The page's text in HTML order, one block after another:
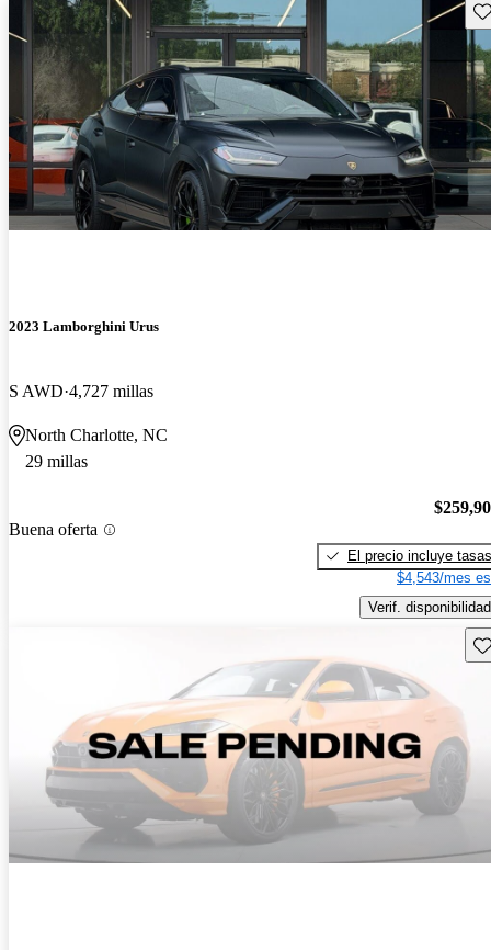
2023 Lamborghini Urus
S AWD 4,727 millas
North Charlotte, NC
29 millas
Buena oferta
El precio incluye tasas
$4,543/mes
Verif. disponibilidad